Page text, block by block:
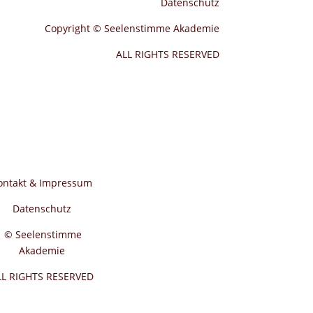
Copyright © Seelenstimme Akademie
ALL RIGHTS RESERVED
& Impressum
Datenschutz
© Seelenstimme
Akademie
RIGHTS RESERVED